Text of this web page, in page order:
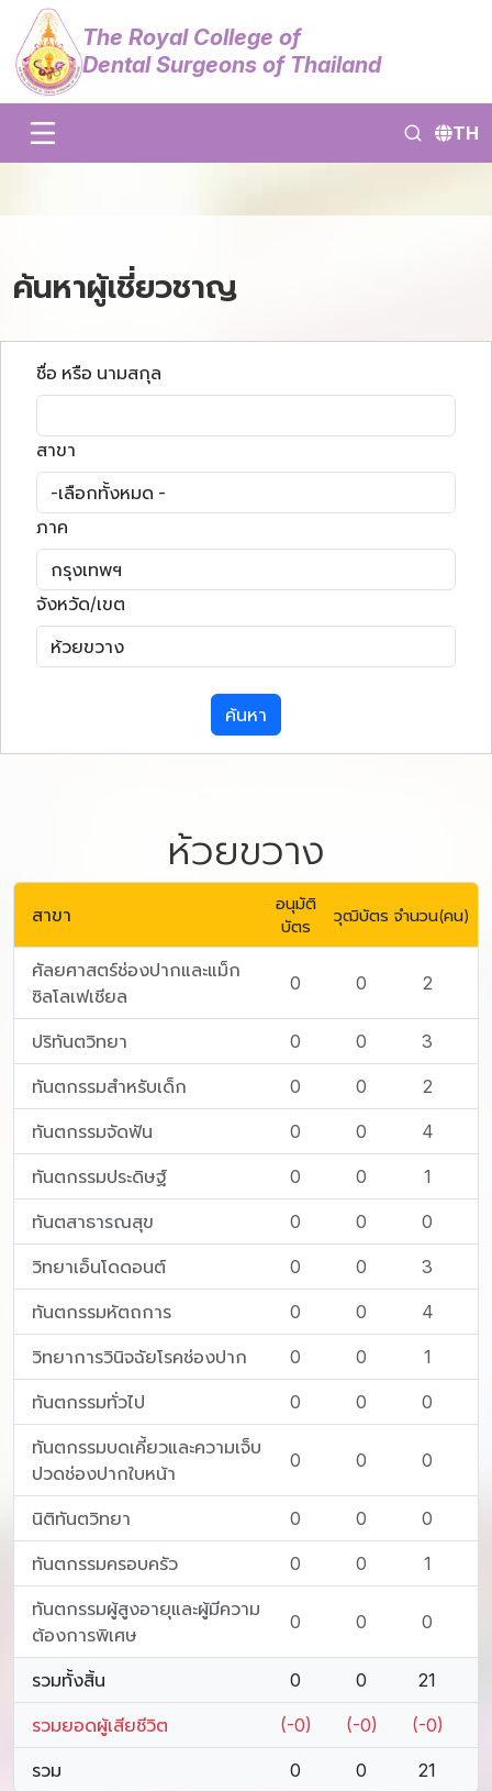
The Royal College of
Dental Surgeons of Thailand
TH
ค้นหาผู้เชี่ยวชาญ
ชื่อ หรือ นามสกุล
สาขา
ภาค
จังหวัด/เขต
ค้นหา
ห้วยขวาง
สาขา
อนุมัติ
บัตร
วุฒิบัตร จำนวน(คน)
ศัลยศาสตร์ช่องปากและแม็ก
ซิลโลเฟเชียล
0 0 2
ปริทันตวิทยา 0 0 3
ทันตกรรมสำหรับเด็ก 0 0 2
ทันตกรรมจัดฟัน 0 0 4
ทันตกรรมประดิษฐ์ 0 0 1
ทันตสาธารณสุข 0 0 0
วิทยาเอ็นโดดอนต์ 0 0 3
ทันตกรรมหัตถการ 0 0 4
วิทยาการวินิจฉัยโรคช่องปาก 0 0 1
ทันตกรรมทั่วไป 0 0 0
ทันตกรรมบดเคี้ยวและความเจ็บ
ปวดช่องปากใบหน้า
0 0 0
นิติทันตวิทยา 0 0 0
ทันตกรรมครอบครัว 0 0 1
ทันตกรรมผู้สูงอายุและผู้มีความ
ต้องการพิเศษ
0 0 0
รวมทั้งสิ้น 0 0 21
รวมยอดผู้เสียชีวิต (-0) (-0) (-0)
รวม 0 0 21